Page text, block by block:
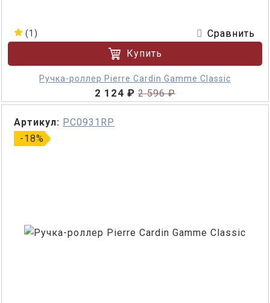
(1)
Сравнить
Купить
Ручка-роллер Pierre Cardin Gamme Classic
2 124 ₽ 2 596 ₽
-18%
Артикул: PC0931RP